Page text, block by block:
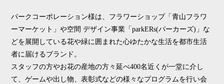
パークコーポレーション様は、フラワーショップ「青山フラワ
ーマーケット」や空間 デザイン事業「parkERs(パーカーズ)」な
どを展開している花や緑に囲まれた心ゆたかな生活を都市生活
者に届けるブランド。
スタッフの方やお花の産地の方々延べ400名近くが一堂に介し
て、ゲームや出し物、表彰式などの様々なプログラムを行い会